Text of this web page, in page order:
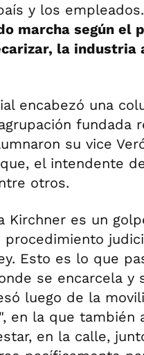
y los empleados.
marcha según el
la industria
encabezó una
fundada
su vice
el intendente
otros.
Kirchner es un
Esto es lo que
se encarcela y
luego de la
en la que también
en la calle,